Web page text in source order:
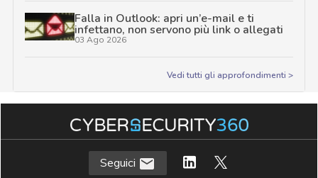
Falla in Outlook: apri un’e-mail e ti
infettano, non servono più link o allegati
03 Ago 2026
Vedi tutti gli approfondimenti >
Seguici